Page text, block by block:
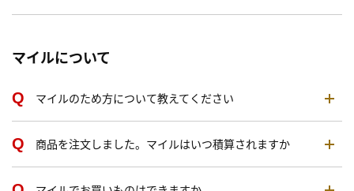
マイルについて
マイルのため方について教えてください
商品を注文しました。マイルはいつ積算されますか